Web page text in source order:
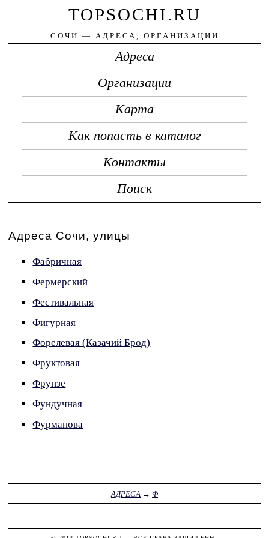
TOPSOCHI.RU
СОЧИ — АДРЕСА, ОРГАНИЗАЦИИ
Адреса
Организации
Карта
Как попасть в каталог
Контакты
Поиск
Адреса Сочи, улицы
Фабричная
Фермерский
Фестивальная
Фигурная
Форелевая (Казачий Брод)
Фруктовая
Фрунзе
Фундучная
Фурманова
АДРЕСА → Ф